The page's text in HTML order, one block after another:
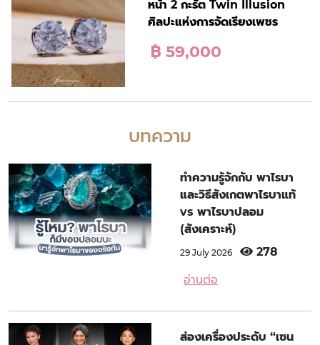
หน้า 2 กะรัต Twin Illusion
ศิลปะแห่งการจัดเรียงเพชร
฿ 59,000
บทความ
ทำความรู้จักกับ พาไรบา
และวิธีสังเกตพาไรบาแท้
vs พาไรบาปลอม
(สังเคราะห์)
29 July 2026 278
อ่านต่อ
ส่องเครื่องประดับ “เซน